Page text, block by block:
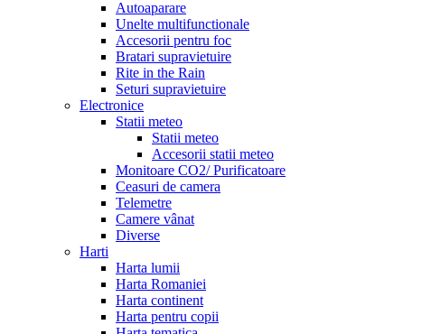
Autoaparare
Unelte multifunctionale
Accesorii pentru foc
Bratari supravietuire
Rite in the Rain
Seturi supravietuire
Electronice
Statii meteo
Statii meteo
Accesorii statii meteo
Monitoare CO2/ Purificatoare
Ceasuri de camera
Telemetre
Camere vânat
Diverse
Harti
Harta lumii
Harta Romaniei
Harta continent
Harta pentru copii